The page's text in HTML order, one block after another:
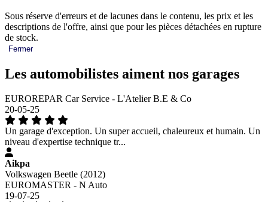
Sous réserve d'erreurs et de lacunes dans le contenu, les prix et les
descriptions de l'offre, ainsi que pour les pièces détachées en rupture
de stock.
Fermer
Les automobilistes aiment nos garages
EUROREPAR Car Service - L'Atelier B.E & Co
20-05-25
Un garage d'exception. Un super accueil, chaleureux et humain. Un
niveau d'expertise technique tr...
Aikpa
Volkswagen Beetle (2012)
EUROMASTER - N Auto
19-07-25